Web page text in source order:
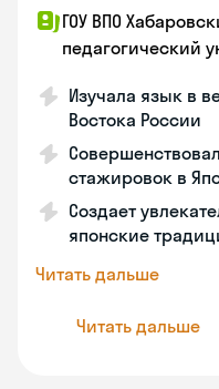
ГОУ ВПО
педагогический
Изучала язык в
Востока России
стажировок в
Создает
японские
Читать дальше
Читать дальше